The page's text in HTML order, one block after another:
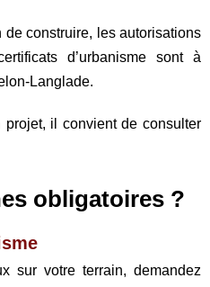
de construire, les autorisations
d’urbanisme sont à
Langlade.
projet, il convient de consulter
obligatoires ?
sur votre terrain, demandez